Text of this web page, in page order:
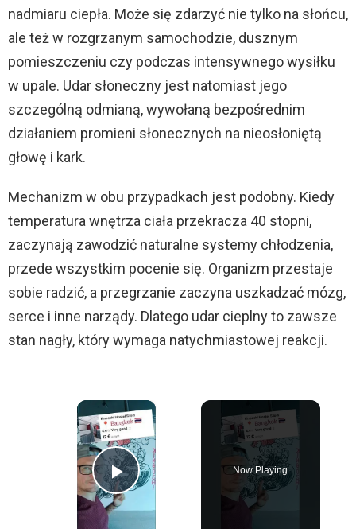
nadmiaru ciepła. Może się zdarzyć nie tylko na słońcu,
ale też w rozgrzanym samochodzie, dusznym
pomieszczeniu czy podczas intensywnego wysiłku
w upale. Udar słoneczny jest natomiast jego
szczególną odmianą, wywołaną bezpośrednim
działaniem promieni słonecznych na nieosłoniętą
głowę i kark.
Mechanizm w obu przypadkach jest podobny. Kiedy
temperatura wnętrza ciała przekracza 40 stopni,
zaczynają zawodzić naturalne systemy chłodzenia,
przede wszystkim pocenie się. Organizm przestaje
sobie radzić, a przegrzanie zaczyna uszkadzać mózg,
serce i inne narządy. Dlatego udar cieplny to zawsze
stan nagły, który wymaga natychmiastowej reakcji.
×
Play Video
Now Playing